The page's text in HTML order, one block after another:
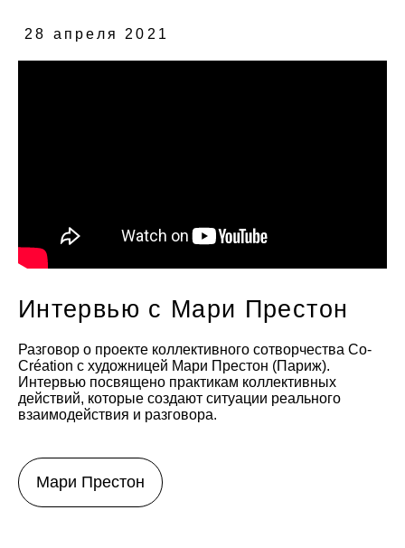
28 апреля 2021
Интервью с Мари Престон
Разговор о проекте коллективного сотворчества Co-
Création с художницей Мари Престон (Париж).
Интервью посвящено практикам коллективных
действий, которые создают ситуации реального
взаимодействия и разговора.
Мари Престон